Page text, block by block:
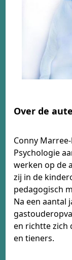
Over de
Conny
Psychologie
werken op de
zij in de
pedagogisch
Na een aantal
en richtte zich
en tieners.